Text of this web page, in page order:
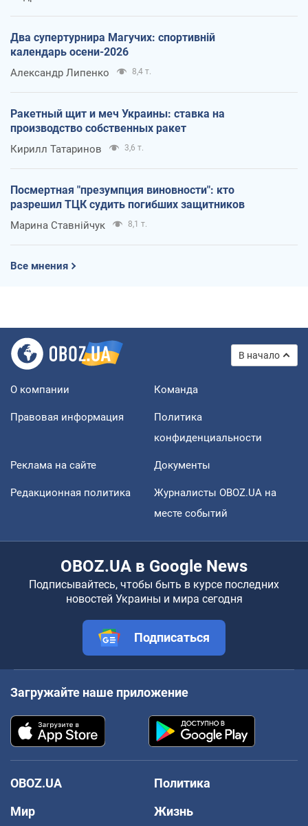
Два супертурнира Магучих: спортивній
календарь осени-2026
Александр Липенко 8,4 т.
Ракетный щит и меч Украины: ставка на
производство собственных ракет
Кирилл Татаринов 3,6 т.
Посмертная "презумпция виновности": кто
разрешил ТЦК судить погибших защитников
Марина Ставнійчук 8,1 т.
Все мнения
В начало
О компании Команда
Правовая информация
Политика
конфиденциальности
Реклама на сайте Документы
Редакционная политика
Журналисты OBOZ.UA на
месте событий
OBOZ.UA в Google News
Подписывайтесь, чтобы быть в курсе последних
новостей Украины и мира сегодня
Подписаться
Загружайте наше приложение
OBOZ.UA
Политика
Мир
Жизнь